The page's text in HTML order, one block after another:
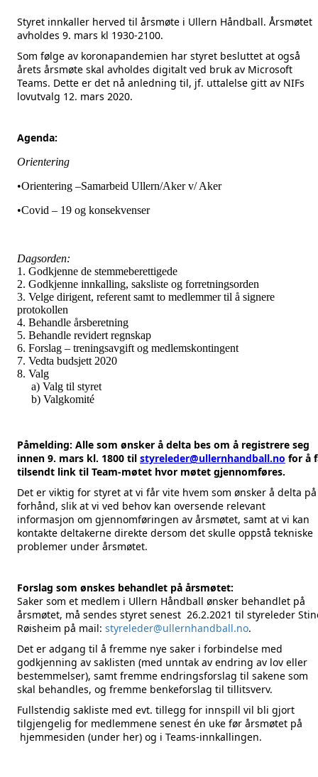
Styret innkaller herved til årsmøte i Ullern Håndball. Årsmøtet
avholdes 9. mars kl 1930-2100.
Som følge av koronapandemien har styret besluttet at også
årets årsmøte skal avholdes digitalt ved bruk av Microsoft
Teams. Dette er det nå anledning til, jf. uttalelse gitt av NIFs
lovutvalg 12. mars 2020.
Agenda:
Orientering
•Orientering –Samarbeid Ullern/Aker v/ Aker
•Covid – 19 og konsekvenser
Dagsorden:
1. Godkjenne de stemmeberettigede
2. Godkjenne innkalling, saksliste og forretningsorden
3. Velge dirigent, referent samt to medlemmer til å signere
protokollen
4. Behandle årsberetning
5. Behandle revidert regnskap
6. Forslag – treningsavgift og medlemskontingent
7. Vedta budsjett 2020
8. Valg
a) Valg til styret
b) Valgkomité
Påmelding: Alle som ønsker å delta bes om å registrere seg
innen 9. mars kl. 1800 til styreleder@ullernhandball.no for å
tilsendt link til Team-møtet hvor møtet gjennomføres.
Det er viktig for styret at vi får vite hvem som ønsker å delta på
forhånd, slik at vi ved behov kan oversende relevant
informasjon om gjennomføringen av årsmøtet, samt at vi kan
kontakte deltakerne direkte dersom det skulle oppstå tekniske
problemer under årsmøtet.
Forslag som ønskes behandlet på årsmøtet:
Saker som et medlem i Ullern Håndball ønsker behandlet på
årsmøtet, må sendes styret senest 26.2.2021 til styreleder
Røisheim på mail: styreleder@ullernhandball.no.
Det er adgang til å fremme nye saker i forbindelse med
godkjenning av saklisten (med unntak av endring av lov eller
bestemmelser), samt fremme endringsforslag til sakene som
skal behandles, og fremme benkeforslag til tillitsverv.
Fullstendig sakliste med evt. tillegg for innspill vil bli gjort
tilgjengelig for medlemmene senest én uke før årsmøtet på
hjemmesiden (under her) og i Teams-innkallingen.